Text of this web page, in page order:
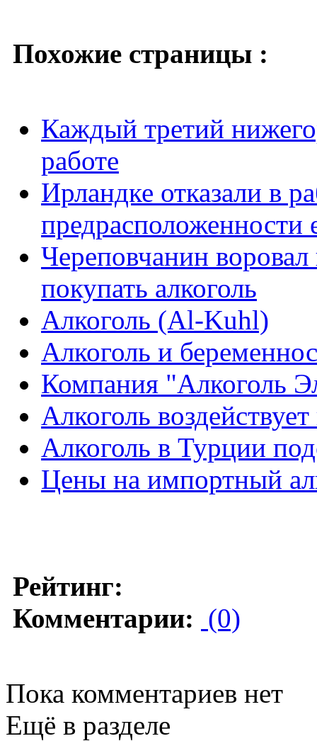
Похожие страницы :
Каждый третий
работе
Ирландке отказали в
предрасположенности
Череповчанин
покупать алкоголь
Алкоголь (Al-Kuhl)
Алкоголь и
Компания "Алкоголь
Алкоголь
Алкоголь в Турции
Цены на импортный
Рейтинг:
Комментарии: (0)
Пока комментариев нет
Ещё в разделе